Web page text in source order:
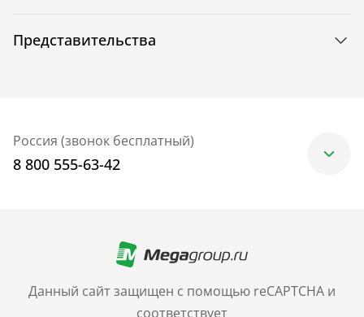
Данный сайт защищен с помощью reCAPTCHA и
соответствует
Представительства
Россия (звонок бесплатный)
8 800 555-63-42
+7 (499) 705-30-10
Санкт-Петербург
+7 (812) 600-77-33